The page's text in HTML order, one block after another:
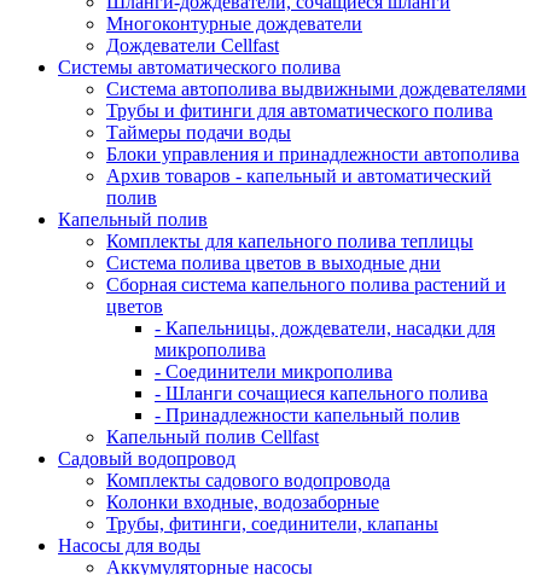
Многоконтурные дождеватели
Дождеватели Cellfast
Системы автоматического полива
Система автополива выдвижными дождевателями
Трубы и фитинги для автоматического полива
Таймеры подачи воды
Блоки управления и принадлежности автополива
Архив товаров - капельный и автоматический
полив
Капельный полив
Комплекты для капельного полива теплицы
Система полива цветов в выходные дни
Сборная система капельного полива растений и
цветов
- Капельницы, дождеватели, насадки для
микрополива
- Соединители микрополива
- Шланги сочащиеся капельного полива
- Принадлежности капельный полив
Капельный полив Cellfast
Садовый водопровод
Комплекты садового водопровода
Колонки входные, водозаборные
Трубы, фитинги, соединители, клапаны
Насосы для воды
Аккумуляторные насосы